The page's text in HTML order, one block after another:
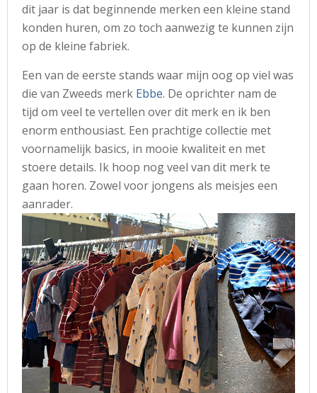
dit jaar is dat beginnende merken een kleine stand
konden huren, om zo toch aanwezig te kunnen zijn
op de kleine fabriek.
Een van de eerste stands waar mijn oog op viel was
die van Zweeds merk Ebbe. De oprichter nam de
tijd om veel te vertellen over dit merk en ik ben
enorm enthousiast. Een prachtige collectie met
voornamelijk basics, in mooie kwaliteit en met
stoere details. Ik hoop nog veel van dit merk te
gaan horen. Zowel voor jongens als meisjes een
aanrader.